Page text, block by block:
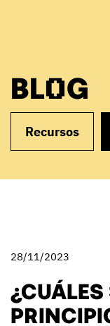
BLOG
Recursos
28/11/2023